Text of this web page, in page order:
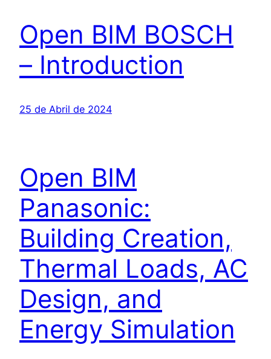
Open BIM BOSCH
– Introduction
25 de Abril de 2024
Open BIM
Panasonic:
Building Creation,
Thermal Loads, AC
Design, and
Energy Simulation